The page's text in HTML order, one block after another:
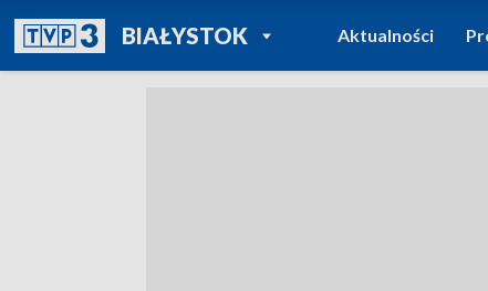
BIAŁYSTOKPOWRÓT DO
TVP REGIONY
Aktualności